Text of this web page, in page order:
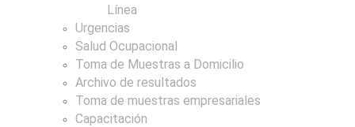
Línea
Urgencias
Salud Ocupacional
Toma de Muestras a Domicilio
Archivo de resultados
Toma de muestras empresariales
Capacitación